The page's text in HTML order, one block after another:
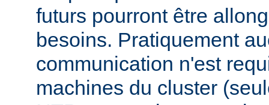
futurs pourront être
besoins. Pratiquement
communication n'est
machines du cluster